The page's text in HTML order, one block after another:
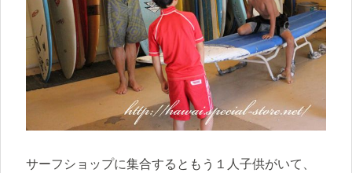
サーフショップに集合するともう１人子供がいて、